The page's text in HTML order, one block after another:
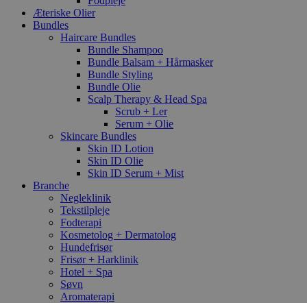
Æteriske Olier
Bundles
Haircare Bundles
Bundle Shampoo
Bundle Balsam + Hårmasker
Bundle Styling
Bundle Olie
Scalp Therapy & Head Spa
Scrub + Ler
Serum + Olie
Skincare Bundles
Skin ID Lotion
Skin ID Olie
Skin ID Serum + Mist
Branche
Negleklinik
Tekstilpleje
Fodterapi
Kosmetolog + Dermatolog
Hundefrisør
Frisør + Harklinik
Hotel + Spa
Søvn
Aromaterapi